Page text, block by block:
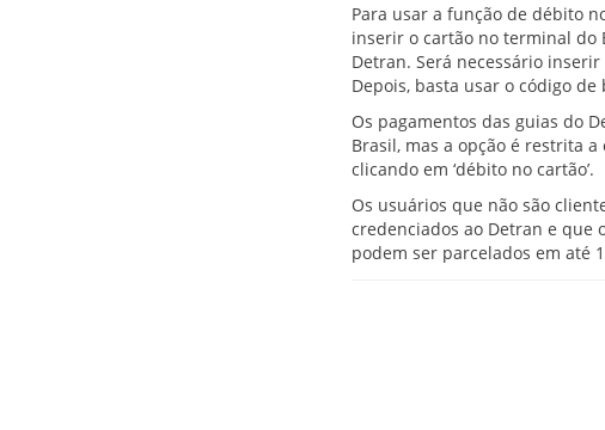
Para usar a função de débito
inserir o cartão no terminal do
Detran. Será necessário
Depois, basta usar o código
Os pagamentos das guias do
Brasil, mas a opção é restrita
clicando em ‘débito no cartão’.
Os usuários que não são
credenciados ao Detran e que
podem ser parcelados em até